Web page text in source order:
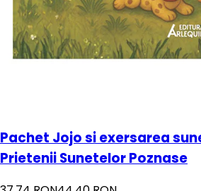
Pachet Jojo si exersarea
Prietenii Sunetelor Poznase